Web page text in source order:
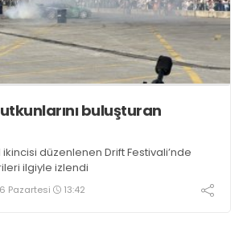
buluşturan
ikincisi düzenlenen Drift Festivali’nde
ilgiyle izlendi
Pazartesi 13:42